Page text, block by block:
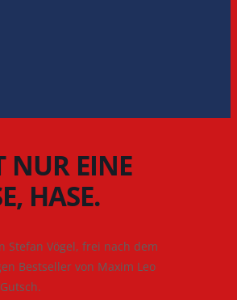
NUR EINE
HASE.
Stefan Vögel, frei nach dem
Bestseller von Maxim Leo